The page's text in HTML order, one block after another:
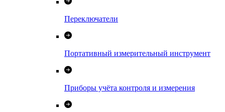
Переключатели
Портативный измерительный инструмент
Приборы учёта контроля и измерения